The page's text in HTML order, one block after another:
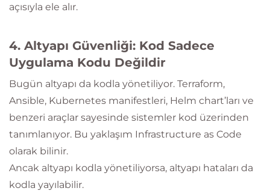
açısıyla ele alır.
4. Altyapı Güvenliği: Kod Sadece
Uygulama Kodu Değildir
Bugün altyapı da kodla yönetiliyor. Terraform,
Ansible, Kubernetes manifestleri, Helm chart’ları ve
benzeri araçlar sayesinde sistemler kod üzerinden
tanımlanıyor. Bu yaklaşım Infrastructure as Code
olarak bilinir.
Ancak altyapı kodla yönetiliyorsa, altyapı hataları da
kodla yayılabilir.